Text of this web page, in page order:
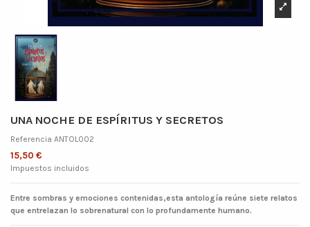
UNA NOCHE DE ESPÍRITUS Y SECRETOS
Referencia ANTOL002
15,50 €
Impuestos incluidos
Entre sombras y emociones contenidas,esta antología reúne siete relatos
que entrelazan lo sobrenatural con lo profundamente humano.